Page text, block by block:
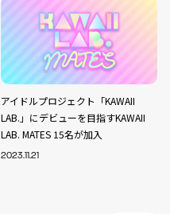
アイドルプロジェクト「KAWAII
LAB.」にデビューを目指すKAWAII
LAB. MATES 15名が加入
2023.11.21